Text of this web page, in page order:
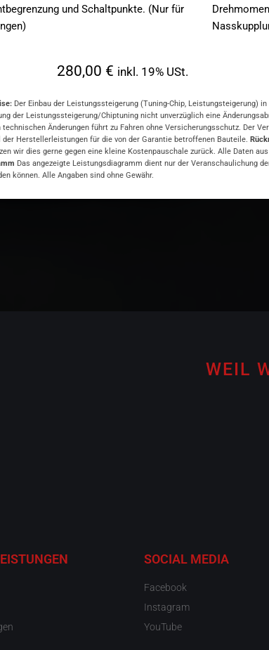
und Schaltpunkte. (Nur für
280,00 € inkl. 19% USt.
Der Einbau der Leistungssteigerung (Tuning-Chip, Leistungsteigerung)
der Leistungssteigerung/Chiptuning nicht unverzüglich eine
technischen Änderungen führt zu Fahren ohne Versicherungsschutz. Der
der Herstellerleistungen für die von der Garantie betroffenen Bauteile.
wir dies gerne gegen eine kleine Kostenpauschale zurück. Alle Daten
Das angezeigte Leistungsdiagramm dient nur der Veranschaulichung
können. Alle Angaben sind ohne Gewähr.
WEIL
SOCIAL MEDIA
Facebook
Instagram
YouTube